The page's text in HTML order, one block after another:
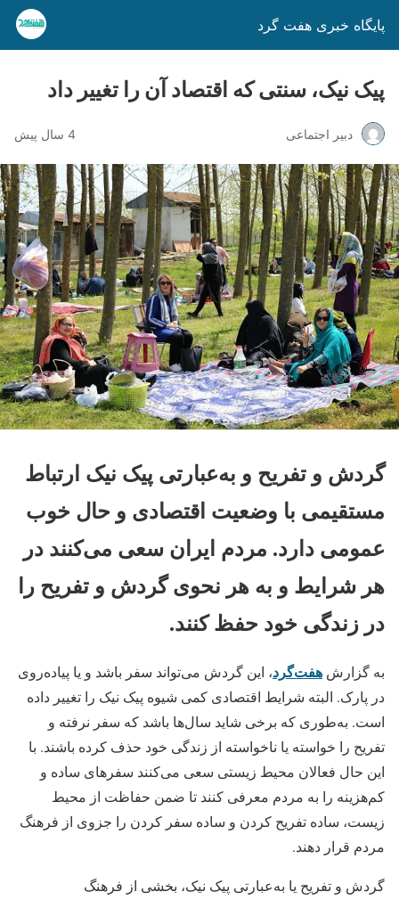
پایگاه خبری هفت گرد
پیک نیک، سنتی که اقتصاد آن را تغییر داد
دبیر اجتماعی 4 سال پیش
گردش و تفریح و به‌عبارتی پیک نیک ارتباط
مستقیمی با وضعیت اقتصادی و حال خوب
عمومی دارد. مردم ایران سعی می‌کنند در
هر شرایط و به هر نحوی گردش و تفریح را
در زندگی خود حفظ کنند.
به گزارش هفت‌گرد، این گردش می‌تواند سفر باشد و یا پیاده‌روی
در پارک. البته شرایط اقتصادی کمی شیوه پیک نیک را تغییر داده
است. به‌طوری که برخی شاید سال‌ها باشد که سفر نرفته و
تفریح را خواسته یا ناخواسته از زندگی خود حذف کرده باشند. با
این حال فعالان محیط زیستی سعی می‌کنند سفرهای ساده و
کم‌هزینه را به مردم معرفی کنند تا ضمن حفاظت از محیط
زیست، ساده تفریح کردن و ساده سفر کردن را جزوی از فرهنگ
مردم قرار دهند.
گردش و تفریح یا به‌عبارتی پیک نیک، بخشی از فرهنگ